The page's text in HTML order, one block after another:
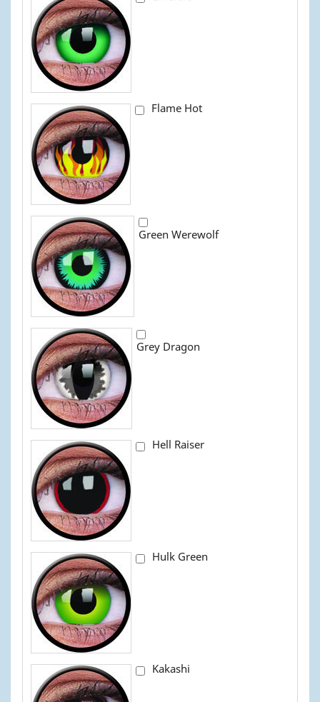
Flame Hot
Green Werewolf
Grey Dragon
Hell Raiser
Hulk Green
Kakashi